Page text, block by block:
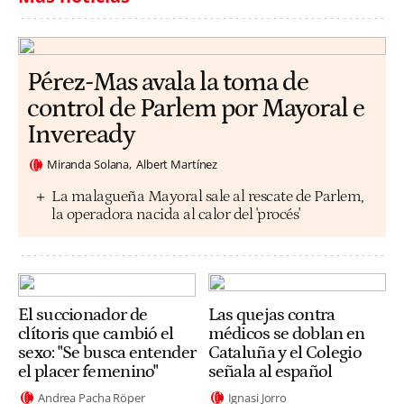
Pérez-Mas avala la toma de
control de Parlem por Mayoral e
Inveready
Miranda Solana Albert Martínez
La malagueña Mayoral sale al rescate de Parlem,
la operadora nacida al calor del 'procés'
El succionador de
clítoris que cambió el
sexo: "Se busca entender
el placer femenino"
Andrea Pacha Röper
Las quejas contra
médicos se doblan en
Cataluña y el Colegio
señala al español
Ignasi Jorro